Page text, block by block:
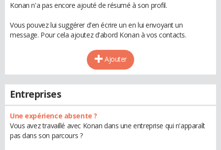
Konan n'a pas encore ajouté de résumé à son profil.
Vous pouvez lui suggérer d'en écrire un en lui envoyant un
message. Pour cela ajoutez d'abord Konan à vos contacts.
Ajouter
Entreprises
Une expérience absente ?
Vous avez travaillé avec Konan dans une entreprise qui n'apparaît
pas dans son parcours ?